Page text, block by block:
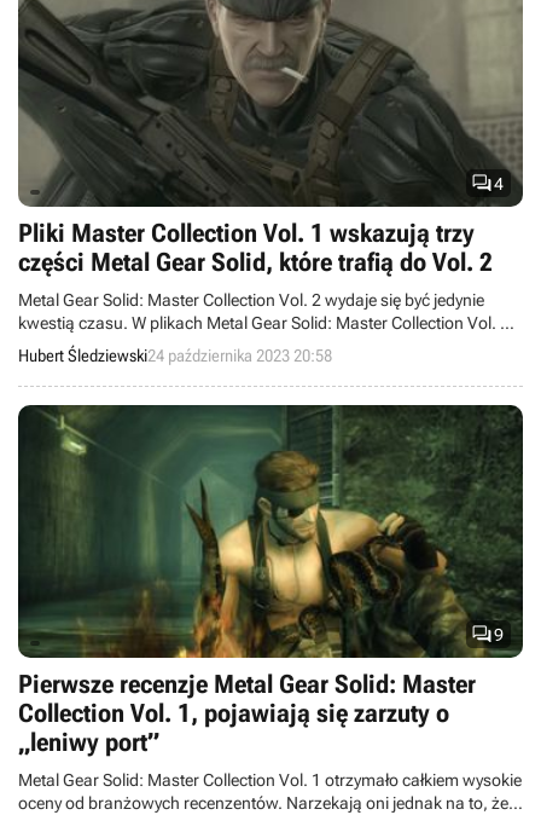
4
Pliki Master Collection Vol. 1 wskazują trzy
części Metal Gear Solid, które trafią do Vol. 2
Metal Gear Solid: Master Collection Vol. 2 wydaje się być jedynie
kwestią czasu. W plikach Metal Gear Solid: Master Collection Vol. 1
znaleziono nazwy trzech gier, które mogą wejść w skład drugiej
części kolekcji.
Hubert Śledziewski24 października 2023 20:58
9
Pierwsze recenzje Metal Gear Solid: Master
Collection Vol. 1, pojawiają się zarzuty o
„leniwy port”
Metal Gear Solid: Master Collection Vol. 1 otrzymało całkiem wysokie
oceny od branżowych recenzentów. Narzekają oni jednak na to, że